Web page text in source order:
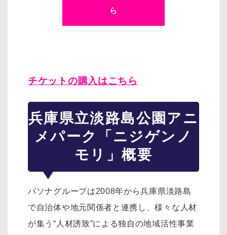
ら
チケットの購入はこちら
兵庫県立淡路島公園アニ
メパーク「ニジゲンノ
モリ」概要
パソナグループは2008年から兵庫県淡路島
で自治体や地元関係者と連携し、様々な人材
が集う“人材誘致”による独自の地域活性事業